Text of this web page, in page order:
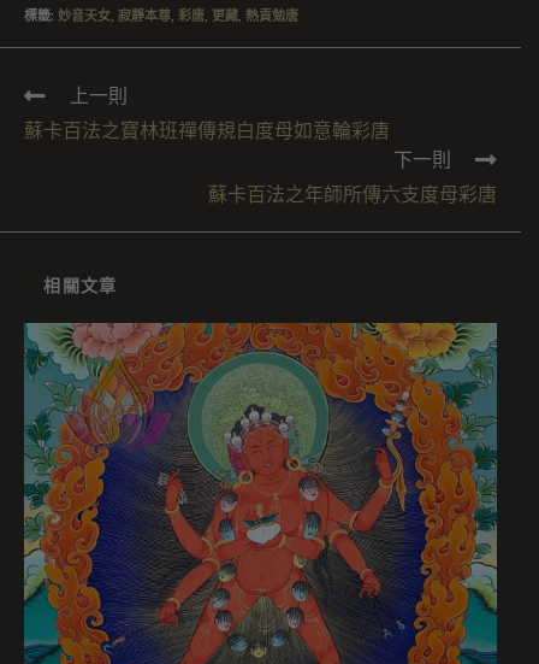
標籤: 妙音天女, 寂靜本尊, 彩唐, 更藏, 熱貢勉唐
上一則
蘇卡百法之寶林班禪傳規白度母如意輪彩唐
下一則
蘇卡百法之年師所傳六支度母彩唐
相關文章